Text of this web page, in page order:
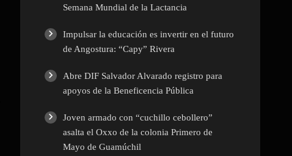
Semana Mundial de la Lactancia
Impulsar la educación es invertir en el futuro
de Angostura: “Capy” Rivera
Abre DIF Salvador Alvarado registro para
apoyos de la Beneficencia Pública
Joven armado con “cuchillo cebollero”
asalta el Oxxo de la colonia Primero de
Mayo de Guamúchil